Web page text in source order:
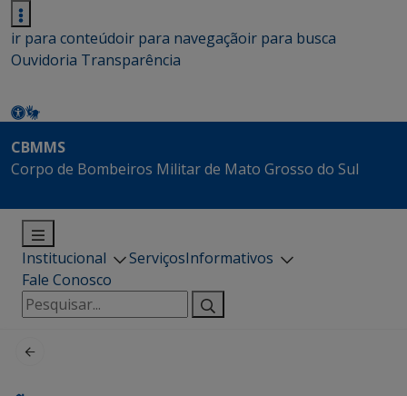
ir para conteúdoir para navegaçãoir para busca
Ouvidoria Transparência
CBMMS
Corpo de Bombeiros Militar de Mato Grosso do Sul
Institucional ServiçosInformativos
Fale Conosco
Pesquisar
por: